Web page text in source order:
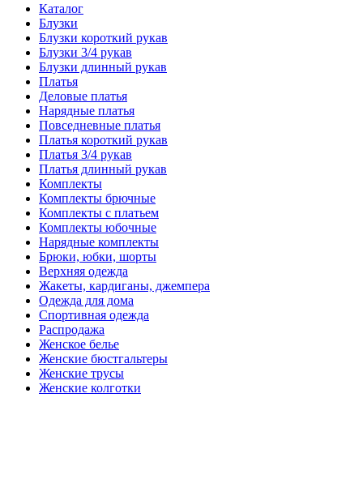
Каталог
Блузки
Блузки короткий рукав
Блузки 3/4 рукав
Блузки длинный рукав
Платья
Деловые платья
Нарядные платья
Повседневные платья
Платья короткий рукав
Платья 3/4 рукав
Платья длинный рукав
Комплекты
Комплекты брючные
Комплекты с платьем
Комплекты юбочные
Нарядные комплекты
Брюки, юбки, шорты
Верхняя одежда
Жакеты, кардиганы, джемпера
Одежда для дома
Спортивная одежда
Распродажа
Женское белье
Женские бюстгальтеры
Женские трусы
Женские колготки